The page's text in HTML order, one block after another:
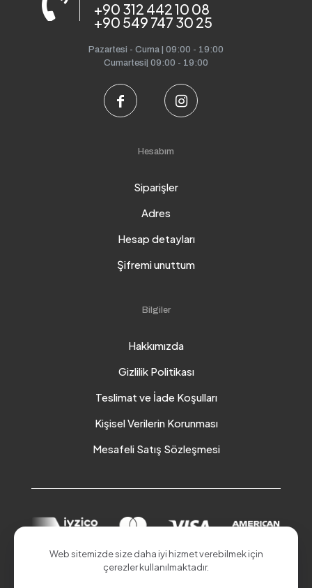
+90 312 442 10 08
+90 549 747 30 25
Pazartesi - Cuma | 09:00 - 19:00
Cumartesi| 09:00 - 19:00
Hesabım
Siparişler
Adres
Hesap detayları
Şifremi unuttum
Bilgiler
Hakkımızda
Gizlilik Politikası
Teslimat ve İade Koşulları
Kişisel Verilerin Korunması
Mesafeli Satış Sözleşmesi
© 2026 Akduman Online | Tüm Hakları Saklıdır.
Web sitemizde size daha iyi hizmet verebilmek için
çerezler kullanılmaktadır.